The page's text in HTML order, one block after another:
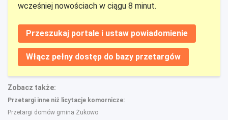
wcześniej nowościach w ciągu 8 minut.
Przeszukaj portale i ustaw powiadomienie
Włącz pełny dostęp do bazy przetargów
Zobacz także:
Przetargi inne niż licytacje komornicze:
Przetargi domów gmina Żukowo